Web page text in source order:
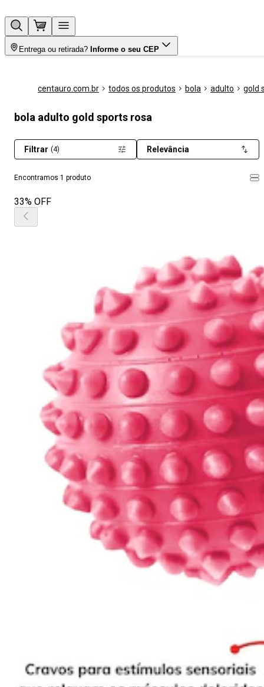
Entrega ou retirada? Informe o seu CEP
centauro.com.br todos os produtos bola adulto gold
bola adulto gold sports rosa
Encontramos 1 produto
Filtrar (4) Relevância
33% OFF